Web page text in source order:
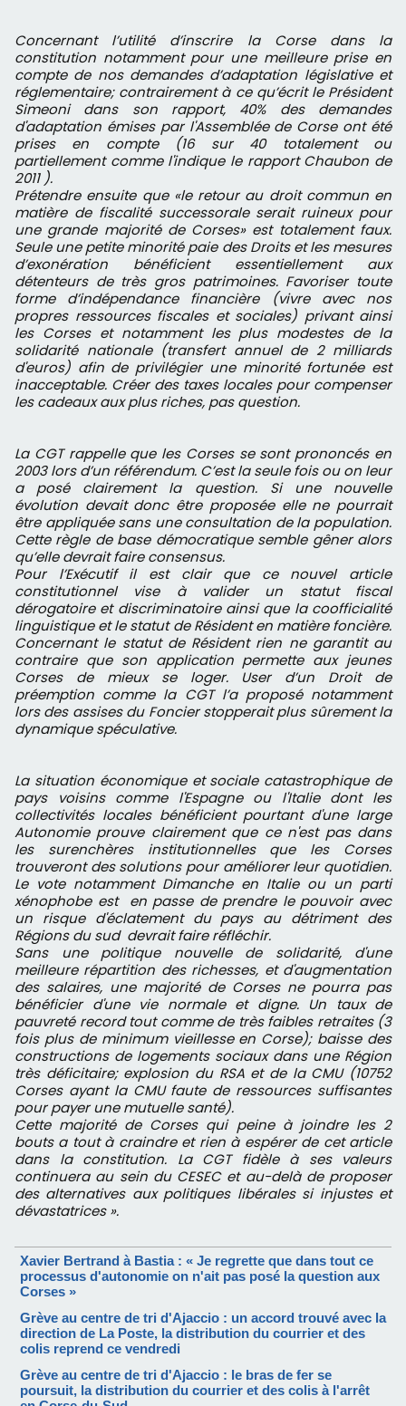
Concernant l’utilité d’inscrire la Corse dans la
constitution notamment pour une meilleure prise en
compte de nos demandes d’adaptation législative et
réglementaire; contrairement à ce qu’écrit le Président
Simeoni dans son rapport, 40% des demandes
d'adaptation émises par l'Assemblée de Corse ont été
prises en compte (16 sur 40 totalement ou
partiellement comme l'indique le rapport Chaubon de
2011 ).
Prétendre ensuite que «le retour au droit commun en
matière de fiscalité successorale serait ruineux pour
une grande majorité de Corses» est totalement faux.
Seule une petite minorité paie des Droits et les mesures
d’exonération bénéficient essentiellement aux
détenteurs de très gros patrimoines. Favoriser toute
forme d’indépendance financière (vivre avec nos
propres ressources fiscales et sociales) privant ainsi
les Corses et notamment les plus modestes de la
solidarité nationale (transfert annuel de 2 milliards
d'euros) afin de privilégier une minorité fortunée est
inacceptable. Créer des taxes locales pour compenser
les cadeaux aux plus riches, pas question.
La CGT rappelle que les Corses se sont prononcés en
2003 lors d’un référendum. C’est la seule fois ou on leur
a posé clairement la question. Si une nouvelle
évolution devait donc être proposée elle ne pourrait
être appliquée sans une consultation de la population.
Cette règle de base démocratique semble gêner alors
qu’elle devrait faire consensus.
Pour l’Exécutif il est clair que ce nouvel article
constitutionnel vise à valider un statut fiscal
dérogatoire et discriminatoire ainsi que la coofficialité
linguistique et le statut de Résident en matière foncière.
Concernant le statut de Résident rien ne garantit au
contraire que son application permette aux jeunes
Corses de mieux se loger. User d’un Droit de
préemption comme la CGT l’a proposé notamment
lors des assises du Foncier stopperait plus sûrement la
dynamique spéculative.
La situation économique et sociale catastrophique de
pays voisins comme l'Espagne ou l'Italie dont les
collectivités locales bénéficient pourtant d'une large
Autonomie prouve clairement que ce n'est pas dans
les surenchères institutionnelles que les Corses
trouveront des solutions pour améliorer leur quotidien.
Le vote notamment Dimanche en Italie ou un parti
xénophobe est en passe de prendre le pouvoir avec
un risque d'éclatement du pays au détriment des
Régions du sud devrait faire réfléchir.
Sans une politique nouvelle de solidarité, d'une
meilleure répartition des richesses, et d'augmentation
des salaires, une majorité de Corses ne pourra pas
bénéficier d'une vie normale et digne. Un taux de
pauvreté record tout comme de très faibles retraites (3
fois plus de minimum vieillesse en Corse); baisse des
constructions de logements sociaux dans une Région
très déficitaire; explosion du RSA et de la CMU (10752
Corses ayant la CMU faute de ressources suffisantes
pour payer une mutuelle santé).
Cette majorité de Corses qui peine à joindre les 2
bouts a tout à craindre et rien à espérer de cet article
dans la constitution. La CGT fidèle à ses valeurs
continuera au sein du CESEC et au-delà de proposer
des alternatives aux politiques libérales si injustes et
dévastatrices ».
Xavier Bertrand à Bastia : « Je regrette que dans tout ce
processus d'autonomie on n'ait pas posé la question aux
Corses »
Grève au centre de tri d'Ajaccio : un accord trouvé avec la
direction de La Poste, la distribution du courrier et des
colis reprend ce vendredi
Grève au centre de tri d'Ajaccio : le bras de fer se
poursuit, la distribution du courrier et des colis à l'arrêt